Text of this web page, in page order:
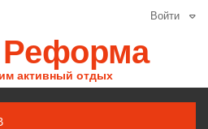
Войти
Реформа
активный отдых